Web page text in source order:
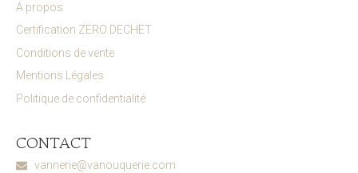
A propos
Certification ZERO DECHET
Conditions de vente
Mentions Légales
Politique de confidentialité
CONTACT
vannerie@vanouquerie.com